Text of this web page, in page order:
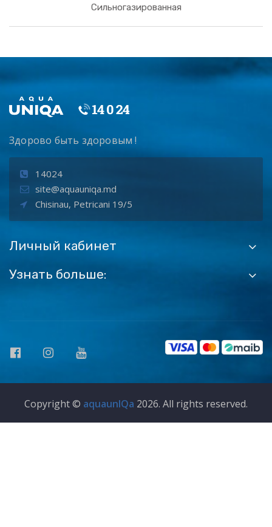
Сильногазированная
Здорово быть здоровым !
14024
site@aquauniqa.md
Chisinau, Petricani 19/5
Личный кабинет
Узнать больше:
Copyright © aquaunIQa 2026. All rights reserved.